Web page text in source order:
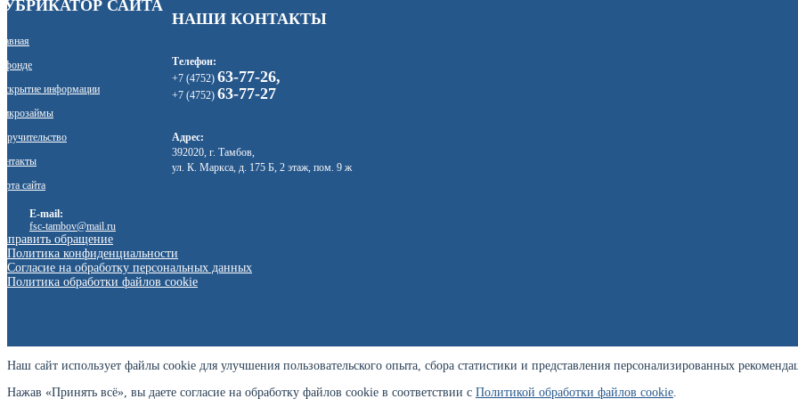
САЙТА
фонде
информации
сайта
НАШИ КОНТАКТЫ
Телефон:
+7 (4752) 63-77-26,
+7 (4752) 63-77-27
Адрес:
392020, г. Тамбов,
ул. К. Маркса, д. 175 Б, 2 этаж, пом. 9 ж
E-mail:
fsc-tambov@mail.ru
обращение
Политика конфиденциальности
Согласие на обработку персональных данных
Политика обработки файлов cookie
Наш сайт использует файлы cookie для улучшения пользовательского опыта, сбора статистики и представления персонализированных
Нажав «Принять всё», вы даете согласие на обработку файлов cookie в соответствии с Политикой обработки файлов cookie.